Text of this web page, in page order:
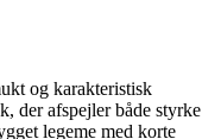
og karakteristisk
der afspejler både styrke
legeme med korte